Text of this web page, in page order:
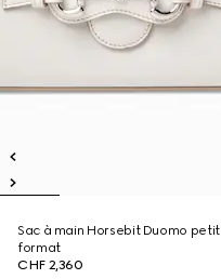
Sac à main Horsebit Duomo petit
format
CHF 2,360